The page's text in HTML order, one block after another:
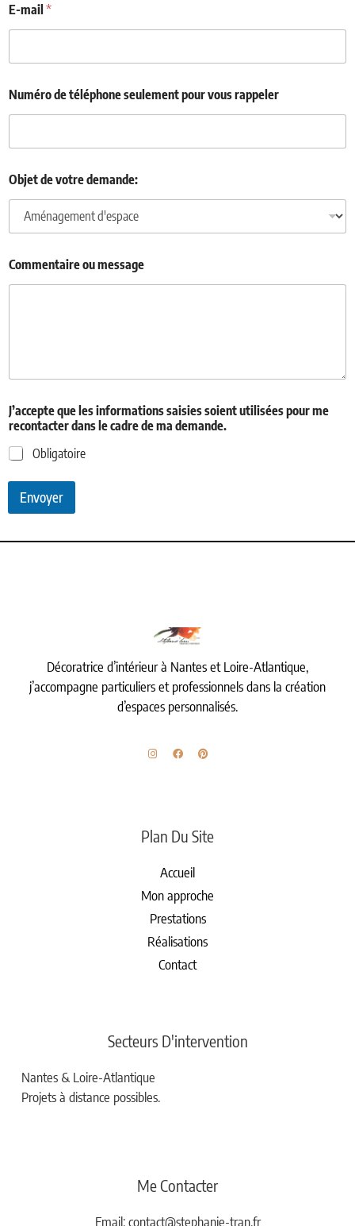
E-mail*
Numéro de téléphone seulement pour vous rappeler
e
l
i
l
i
Objet de votre demande:
Commentaire ou message
J’accepte que les informations saisies soient utilisées pour me
recontacter dans le cadre de ma demande.
Obligatoire
Envoyer
Décoratrice d’intérieur à Nantes et Loire-Atlantique,
j’accompagne particuliers et professionnels dans la création
d’espaces personnalisés.
Plan Du Site
Accueil
Mon approche
Prestations
Réalisations
Contact
Secteurs D'intervention
Nantes & Loire-Atlantique
Projets à distance possibles.
Me Contacter
Email: contact@stephanie-tran.fr